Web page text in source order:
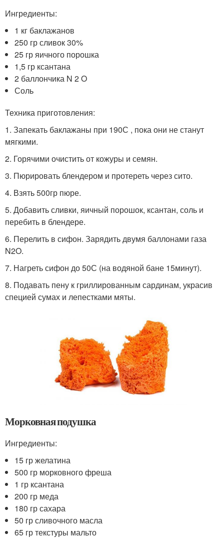
Ингредиенты:
1 кг баклажанов
250 гр сливок 30%
25 гр яичного порошка
1,5 гр ксантана
2 баллончика N 2 O
Соль
Техника приготовления:
1. Запекать баклажаны при 190С , пока они не станут
мягкими.
2. Горячими очистить от кожуры и семян.
3. Пюрировать блендером и протереть через сито.
4. Взять 500гр пюре.
5. Добавить сливки, яичный порошок, ксантан, соль и
перебить в блендере.
6. Перелить в сифон. Зарядить двумя баллонами газа
N2O.
7. Нагреть сифон до 50С (на водяной бане 15минут).
8. Подавать пену к гриллированным сардинам, украсив
специей сумах и лепестками мяты.
Морковная подушка
Ингредиенты:
15 гр желатина
500 гр морковного фреша
1 гр ксантана
200 гр меда
180 гр сахара
50 гр сливочного масла
65 гр текстуры мальто